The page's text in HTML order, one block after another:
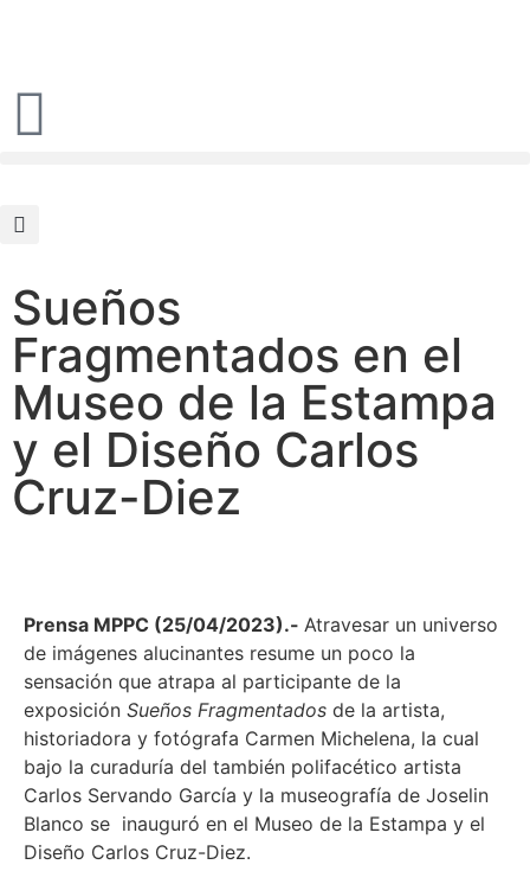
Sueños
Fragmentados en el
Museo de la Estampa
y el Diseño Carlos
Cruz-Diez
Prensa MPPC (25/04/2023).- Atravesar un universo
de imágenes alucinantes resume un poco la
sensación que atrapa al participante de la
exposición Sueños Fragmentados de la artista,
historiadora y fotógrafa Carmen Michelena, la cual
bajo la curaduría del también polifacético artista
Carlos Servando García y la museografía de Joselin
Blanco se inauguró en el Museo de la Estampa y el
Diseño Carlos Cruz-Diez.